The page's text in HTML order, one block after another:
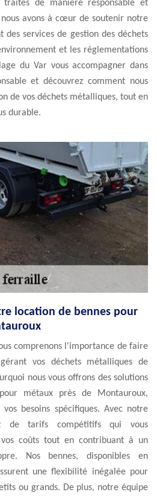
traités de manière responsable et
nous avons à cœur de soutenir notre
des services de gestion des déchets
et les réglementations
du Var vous accompagner dans
et découvrez comment nous
de vos déchets métalliques, tout en
durable.
location de bennes pour
comprenons l'importance de faire
vos déchets métalliques de
nous vous offrons des solutions
métaux près de Montauroux,
besoins spécifiques. Avec notre
de tarifs compétitifs qui vous
coûts tout en contribuant à un
Nos bennes, disponibles en
une flexibilité inégalée pour
ou grands. De plus, notre équipe